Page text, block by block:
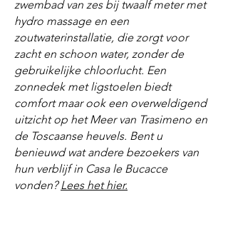
zwembad van zes bij twaalf meter met
hydro massage en een
zoutwaterinstallatie, die zorgt voor
zacht en schoon water, zonder de
gebruikelijke chloorlucht. Een
zonnedek met ligstoelen biedt
comfort maar ook een overweldigend
uitzicht op het Meer van Trasimeno en
de Toscaanse heuvels. Bent u
benieuwd wat andere bezoekers van
hun verblijf in Casa le Bucacce
vonden?Lees het hier.